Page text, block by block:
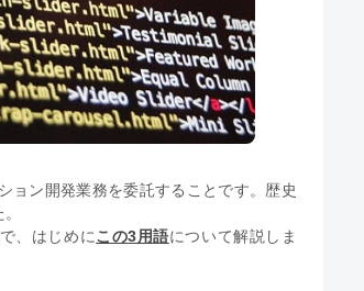
ョン開発業務を委託することです。歴史
、はじめにこの3用語について解説しま